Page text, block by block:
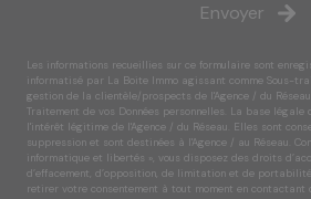
Envoyer
Les informations recueillies sur ce formulaire sont
informatisé par La Boite Immo agissant comme Sous-
gestion de la clientèle/prospects de l'Agence / du
Traitement de vos Données personnelles. La base
l'intérêt légitime de l'Agence / du Réseau. Elles sont
suppression et sont destinées à l'Agence / au Réseau.
informatique et libertés », vous disposez des droits
d’effacement, d’opposition, de limitation et de portabilité
retirer votre consentement à tout moment en contactant